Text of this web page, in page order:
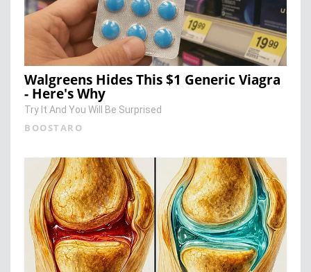
Walgreens Hides This $1 Generic Viagra
- Here's Why
Try It And You Will Be Surprised
BOOSTARO